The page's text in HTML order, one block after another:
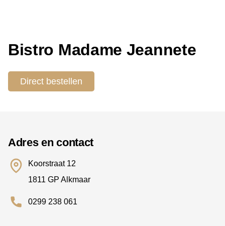
Bistro Madame Jeannete
Direct bestellen
Adres en contact
Koorstraat 12
1811 GP Alkmaar
0299 238 061